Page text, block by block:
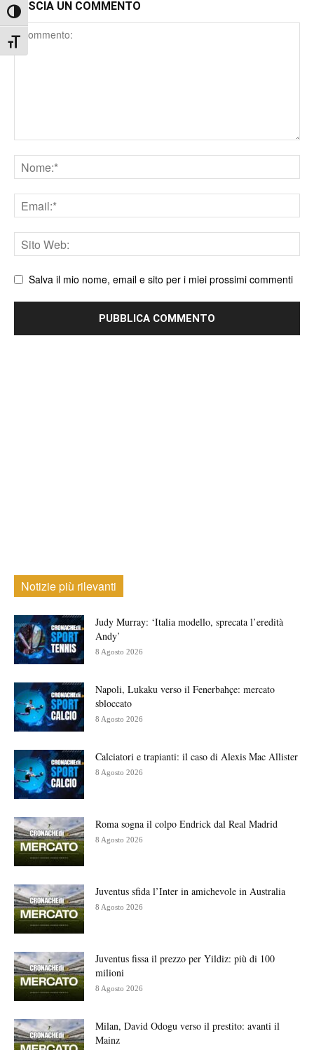
Attiva/disattiva alto contrasto
Attiva/disattiva dimensione testo
LASCIA UN COMMENTO
Comment
Nome
Email
Sito
web
Salva il mio nome, email e sito per i miei prossimi commenti
Notizie più rilevanti
Judy Murray: ‘Italia modello, sprecata l’eredità
Andy’
8 Agosto 2026
Napoli, Lukaku verso il Fenerbahçe: mercato
sbloccato
8 Agosto 2026
Calciatori e trapianti: il caso di Alexis Mac Allister
8 Agosto 2026
Roma sogna il colpo Endrick dal Real Madrid
8 Agosto 2026
Juventus sfida l’Inter in amichevole in Australia
8 Agosto 2026
Juventus fissa il prezzo per Yildiz: più di 100
milioni
8 Agosto 2026
Milan, David Odogu verso il prestito: avanti il
Mainz